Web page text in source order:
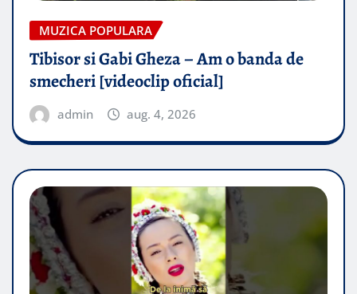
MUZICA POPULARA
Tibisor si Gabi Gheza – Am o banda de
smecheri [videoclip oficial]
admin aug. 4, 2026